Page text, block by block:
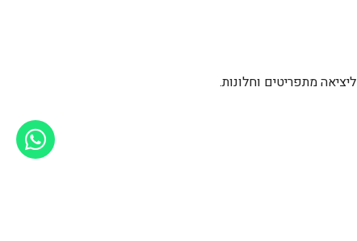
ליציאה מתפריטים וחלונות.